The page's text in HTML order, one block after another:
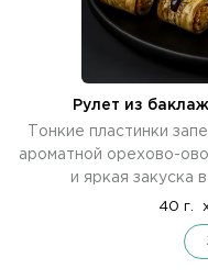
Рулет из
Тонкие пластинки
ароматной орехово-
и яркая закуска
40 г.